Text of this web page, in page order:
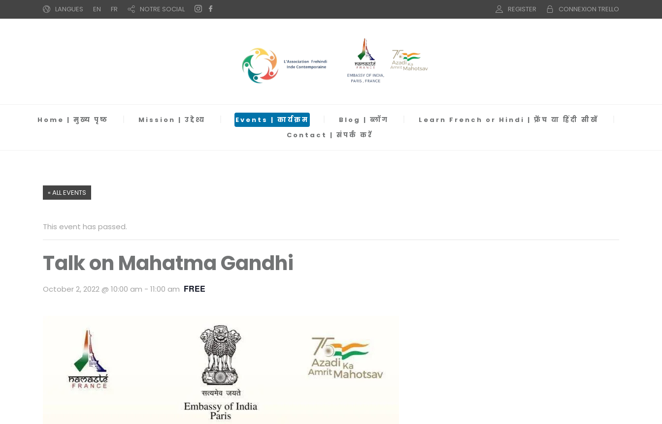
LANGUES EN FR NOTRE SOCIAL CONNEXION TRELLO
REGISTER
Home | मुख्य पृष्ठ Mission | उद्देश्य Events | कार्यक्रम Blog | ब्लॉग
Learn French or Hindi | फ्रेंच या हिंदी सीखें
Contact | संपर्क करें
« ALL EVENTS
This event has passed.
Talk on Mahatma Gandhi
October 2, 2022 @ 10:00 am - 11:00 am FREE